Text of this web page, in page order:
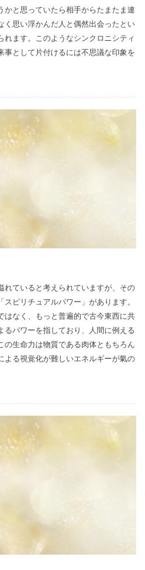
かと思っていたら相手からたまたま連
く思い浮かんだ人と偶然出会ったとい
れます。このようなシンクロニシティ
事として片付けるには不思議な印象を
れていると考えられていますが、その
ピリチュアルパワー」があります。
はなく、もっと普遍的で古今東西に共
るパワーを指しており、人間に例える
の生命力は物質である肉体ともちろん
よる視覚化が難しいエネルギーが氣の